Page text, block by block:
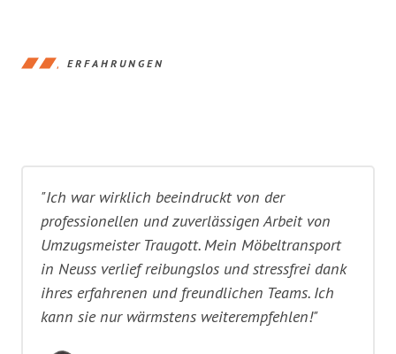
ERFAHRUNGEN
"Ich war wirklich beeindruckt von der
professionellen und zuverlässigen Arbeit von
Umzugsmeister Traugott. Mein Möbeltransport
in Neuss verlief reibungslos und stressfrei dank
ihres erfahrenen und freundlichen Teams. Ich
kann sie nur wärmstens weiterempfehlen!"